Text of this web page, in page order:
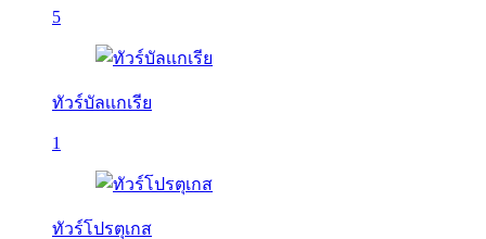
5
ทัวร์บัลเเกเรีย
1
ทัวร์โปรตุเกส